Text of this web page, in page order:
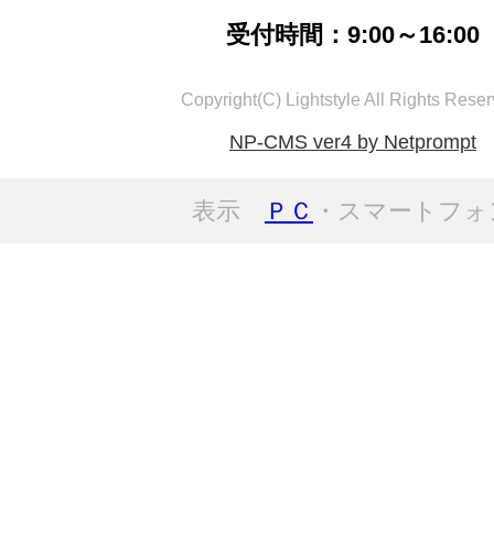
受付時間：9:00～16:00
Copyright(C) Lightstyle All Rights
NP-CMS ver4 by Netprompt
表示 ＰＣ ・スマートフ